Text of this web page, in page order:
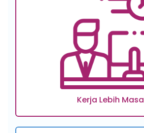
Kerja Lebih Masa